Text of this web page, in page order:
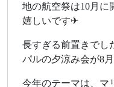
地の航空祭は10月に
嬉しいです✈
長すぎる前置きでし
パルの夕涼み会が8
今年のテーマは、マ